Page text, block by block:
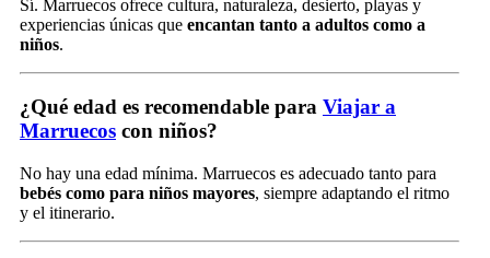
Sí. Marruecos ofrece cultura, naturaleza, desierto, playas y
experiencias únicas que encantan tanto a adultos como a
niños.
¿Qué edad es recomendable para Viajar a
Marruecos con niños?
No hay una edad mínima. Marruecos es adecuado tanto para
bebés como para niños mayores, siempre adaptando el ritmo
y el itinerario.